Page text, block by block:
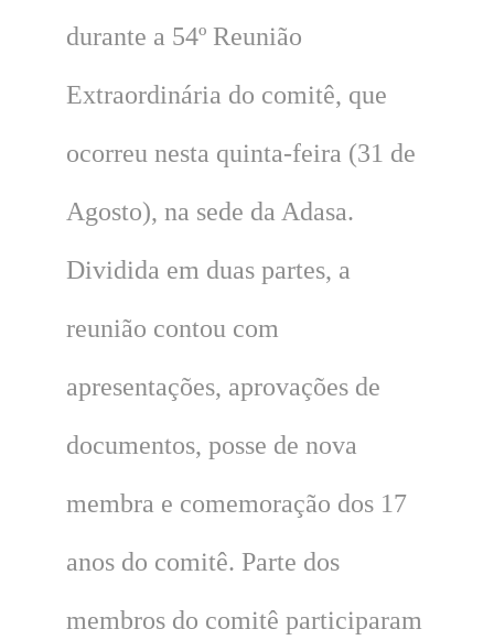
durante a 54º Reunião
Extraordinária do comitê, que
ocorreu nesta quinta-feira (31 de
Agosto), na sede da Adasa.
Dividida em duas partes, a
reunião contou com
apresentações, aprovações de
documentos, posse de nova
membra e comemoração dos 17
anos do comitê. Parte dos
membros do comitê participaram